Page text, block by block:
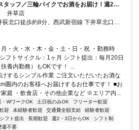
タッフ／三輪バイクでお酒をお届け！週2日
も積極採用中！20代～50代、多数活躍中★
井草店
北口徒歩約8分、西武新宿線 下井草北口徒
井草北口徒歩約17分 ※マイカー（車・バイ
・火・水・木・金・土・日・祝 ・勤務時
フトサイクル：1ヶ月 シフト提出：毎月20日
養内勤務）もOKです！ ...
するシンプル作業 ご注文いただいたお酒な
圏内のお客様へお届けするお仕事です！ ■お
庭 ・飲食店・その他企業など ※エリア内...
・WワークOK 土日祝のみOK
フリーター歓迎
迎 未経験者歓迎 交通費全額支給
経験者歓迎
フト提出 長期歓迎 週2・3日からOK
シフト制
書不要